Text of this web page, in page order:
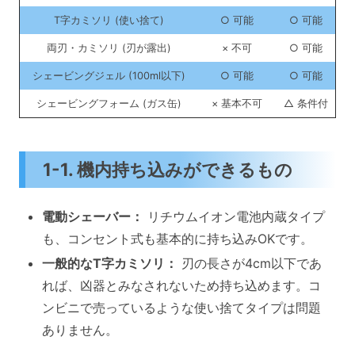
T字カミソリ (使い捨て) ○ 可能 ○ 可能
両刃・カミソリ (刃が露出) × 不可 ○ 可能
シェービングジェル (100ml以下) ○ 可能 ○ 可能
シェービングフォーム (ガス缶) × 基本不可 △ 条件付
1-1. 機内持ち込みができるもの
電動シェーバー：
リチウムイオン電池内蔵タイプ
も、コンセント式も基本的に持ち込みOKです。
一般的なT字カミソリ：
刃の長さが4cm以下であ
れば、凶器とみなされないため持ち込めます。コ
ンビニで売っているような使い捨てタイプは問題
ありません。